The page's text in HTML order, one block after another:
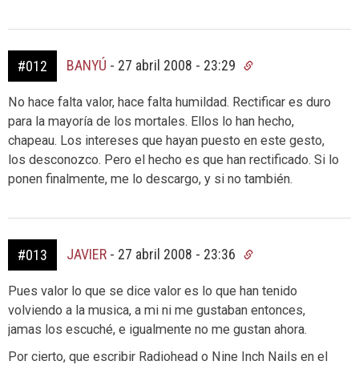
#012 BANYÚ - 27 abril 2008 - 23:29
No hace falta valor, hace falta humildad. Rectificar es duro
para la mayoría de los mortales. Ellos lo han hecho,
chapeau. Los intereses que hayan puesto en este gesto,
los desconozco. Pero el hecho es que han rectificado. Si lo
ponen finalmente, me lo descargo, y si no también.
#013 JAVIER - 27 abril 2008 - 23:36
Pues valor lo que se dice valor es lo que han tenido
volviendo a la musica, a mi ni me gustaban entonces,
jamas los escuché, e igualmente no me gustan ahora.
Por cierto, que escribir Radiohead o Nine Inch Nails en el